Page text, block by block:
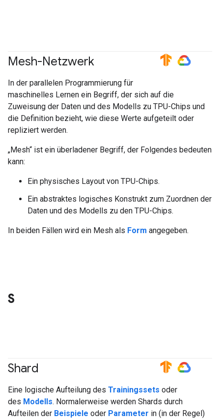
Mesh-Netzwerk #TensorFlow #GoogleCloud
In der parallelen Programmierung für
maschinelles Lernen ein Begriff, der sich auf die
Zuweisung der Daten und des Modells zu TPU-Chips und
die Definition bezieht, wie diese Werte aufgeteilt oder
repliziert werden.
„Mesh“ ist ein überladener Begriff, der Folgendes bedeuten
kann:
Ein physisches Layout von TPU-Chips.
Ein abstraktes logisches Konstrukt zum Zuordnen der
Daten und des Modells zu den TPU-Chips.
In beiden Fällen wird ein Mesh als Form angegeben.
S
Shard #TensorFlow #GoogleCloud
Eine logische Aufteilung des Trainingssets oder
des Modells. Normalerweise werden Shards durch
Aufteilen der Beispiele oder Parameter in (in der Regel)